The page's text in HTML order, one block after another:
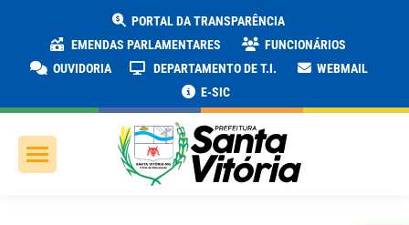
PORTAL DA TRANSPARÊNCIA
EMENDAS PARLAMENTARES
FUNCIONÁRIOS
OUVIDORIA
DEPARTAMENTO DE T.I.
WEBMAIL
E-SIC